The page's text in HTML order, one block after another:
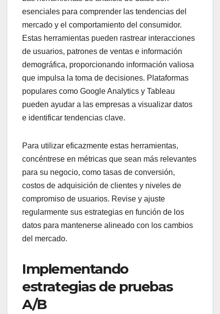
esenciales para comprender las tendencias del
mercado y el comportamiento del consumidor.
Estas herramientas pueden rastrear interacciones
de usuarios, patrones de ventas e información
demográfica, proporcionando información valiosa
que impulsa la toma de decisiones. Plataformas
populares como Google Analytics y Tableau
pueden ayudar a las empresas a visualizar datos
e identificar tendencias clave.
Para utilizar eficazmente estas herramientas,
concéntrese en métricas que sean más relevantes
para su negocio, como tasas de conversión,
costos de adquisición de clientes y niveles de
compromiso de usuarios. Revise y ajuste
regularmente sus estrategias en función de los
datos para mantenerse alineado con los cambios
del mercado.
Implementando
estrategias de pruebas
A/B